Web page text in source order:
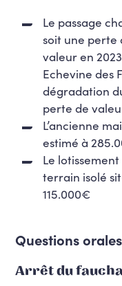
Le passage
soit une perte
valeur en
Echevine des
dégradation
perte de
L’ancienne
estimé à
Le
terrain isolé
115.000€
Questions orales
Arrêt du